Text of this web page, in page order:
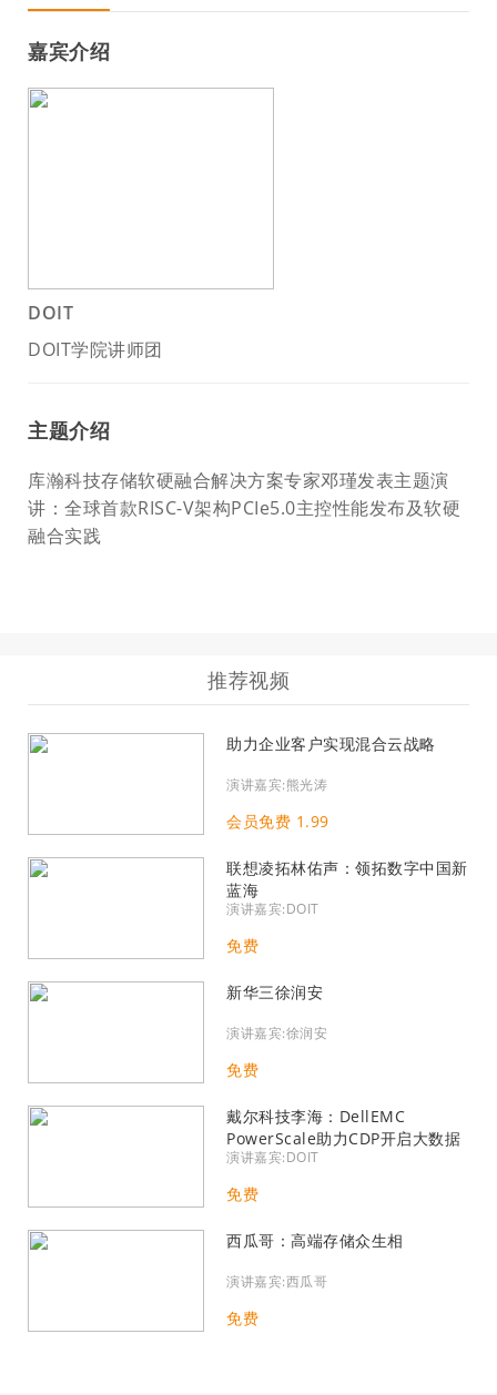
嘉宾介绍
DOIT
DOIT学院讲师团
主题介绍
库瀚科技存储软硬融合解决方案专家邓瑾发表主题演
讲：全球首款RISC-V架构PCIe5.0主控性能发布及软硬
融合实践
推荐视频
助力企业客户实现混合云战略
演讲嘉宾:熊光涛
会员免费 1.99
联想凌拓林佑声：领拓数字中国新
蓝海
演讲嘉宾:DOIT
免费
新华三徐润安
演讲嘉宾:徐润安
免费
戴尔科技李海：DellEMC
PowerScale助力CDP开启大数据
元宇宙
演讲嘉宾:DOIT
免费
西瓜哥：高端存储众生相
演讲嘉宾:西瓜哥
免费